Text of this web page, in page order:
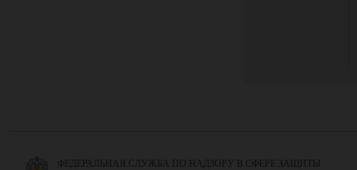
ФЕДЕРАЛЬНАЯ СЛУЖБА ПО НАДЗОРУ В СФЕРЕ ЗАЩИТЫ